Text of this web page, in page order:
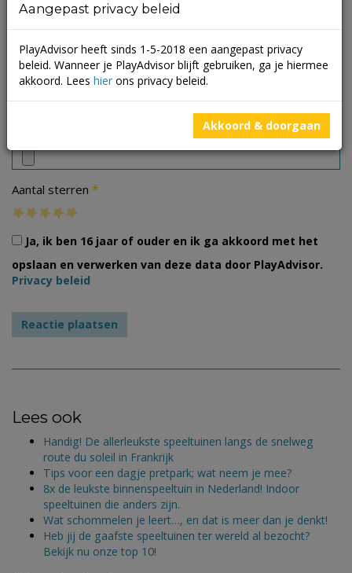
Aantal sterren *
Ja, ik ben 16 jaar of ouder en ik ga akkoord met het
opslaan en verwerken van deze data door PlayAdvisor.
Privacy beleid
Lees ook
Handig! De allerleukste speeltuinen langs de snelweg
route du soleil in Frankrijk
Tips voor een dagje pretpark; wat neem je mee?
8x de leukste binnenspeeltuin in Nederland! Indoor
speeltuinen die anders zijn.
Wat schommelen je leert…, en dat is meer dan je denkt!
Heb jij de gaafste speeltuinen ter wereld al bezocht?
Bekijk nu onze top 10!
Aangepast privacy beleid
PlayAdvisor heeft sinds 1-5-2018 een aangepast privacy
beleid. Wanneer je PlayAdvisor blijft gebruiken, ga je hiermee
akkoord. Lees hier ons privacy beleid.
Akkoord & doorgaan